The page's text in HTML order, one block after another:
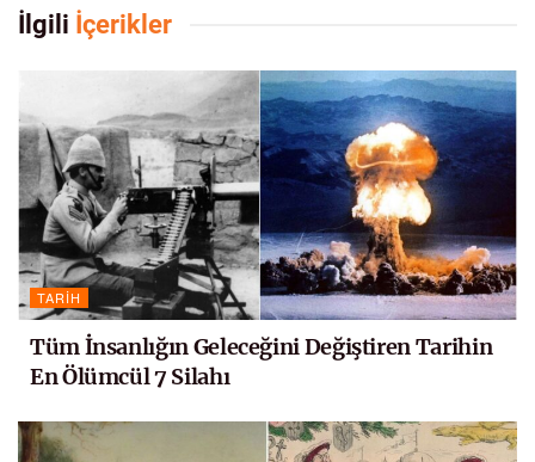
İlgili İçerikler
TARIH
Tüm İnsanlığın Geleceğini Değiştiren Tarihin
En Ölümcül 7 Silahı